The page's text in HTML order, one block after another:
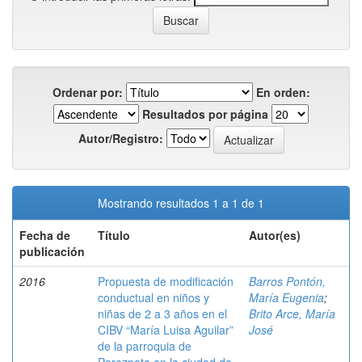
Ordenar por:
En orden:
Resultados por página
Autor/Registro:
Mostrando resultados 1 a 1 de 1
Fecha de
publicación
Título Autor(es)
2016
Propuesta de modificación
conductual en niños y
niñas de 2 a 3 años en el
CIBV “María Luisa Aguilar”
de la parroquia de
Barros Pontón,
María Eugenia;
Brito Arce, María
José